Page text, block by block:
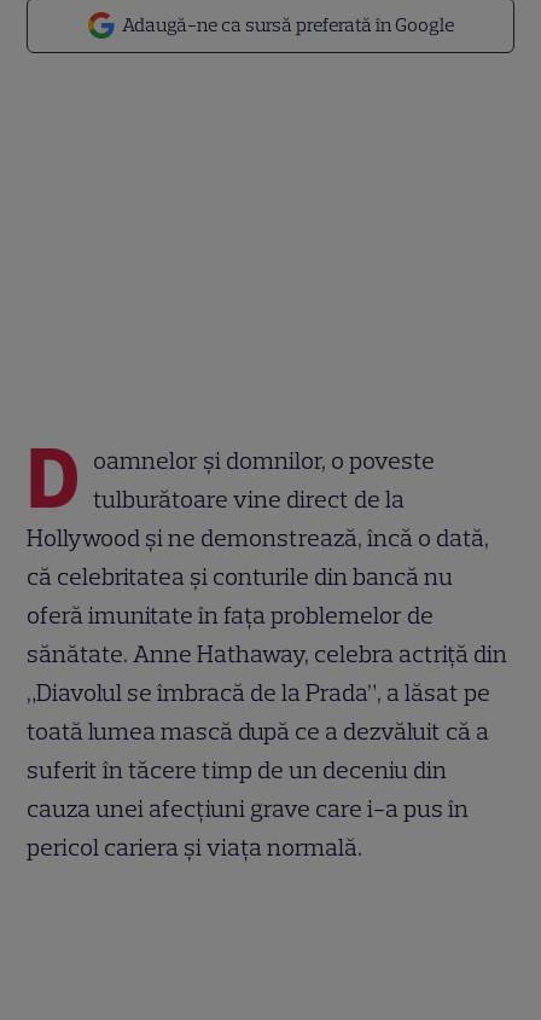
Adaugă-ne ca sursă preferată în Google
D oamnelor și domnilor, o poveste
tulburătoare vine direct de la
Hollywood și ne demonstrează, încă o dată,
că celebritatea și conturile din bancă nu
oferă imunitate în fața problemelor de
sănătate. Anne Hathaway, celebra actriță din
„Diavolul se îmbracă de la Prada”, a lăsat pe
toată lumea mască după ce a dezvăluit că a
suferit în tăcere timp de un deceniu din
cauza unei afecțiuni grave care i-a pus în
pericol cariera și viața normală.